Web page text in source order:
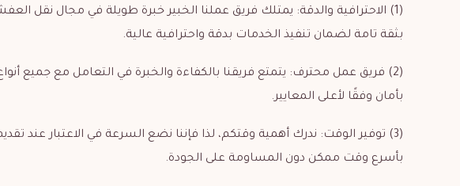
(1) الاحترافية والدقة: يمتلك فريق عملنا الخبير خبرة طويلة في مجال نقل
بثقة تامة لضمان تنفيذ الخدمات بدقة واحترافية عالية.
(2) فريق عمل محترف: يتمتع فريقنا بالكفاءة والخبرة في التعامل مع جميع
بأمان وفقًا لأعلى المعايير.
(3) توفير الوقت: ندرك أهمية وقتكم، لذا فإننا نضع السرعة في الاعتبار
بأسرع وقت ممكن دون المساومة على الجودة.